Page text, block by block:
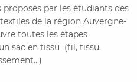
par les étudiants des
de la région Auvergne-
toutes les étapes
sac en tissu (fil, tissu,